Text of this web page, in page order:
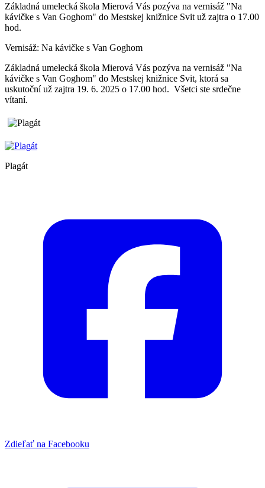
Základná umelecká škola Mierová Vás pozýva na vernisáž "Na
kávičke s Van Goghom" do Mestskej knižnice Svit už zajtra o 17.00
hod.
Vernisáž: Na kávičke s Van Goghom
Základná umelecká škola Mierová Vás pozýva na vernisáž "Na
kávičke s Van Goghom" do Mestskej knižnice Svit, ktorá sa
uskutoční už zajtra 19. 6. 2025 o 17.00 hod. Všetci ste srdečne
vítaní.
Plagát
Zdieľať na Facebooku